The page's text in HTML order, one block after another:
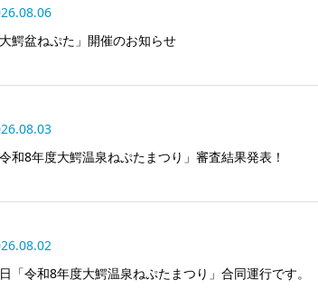
大鰐盆ねぷた」開催のお知らせ
令和8年度大鰐温泉ねぷたまつり」審査結果発表！
「令和8年度大鰐温泉ねぷたまつり」合同運行です。